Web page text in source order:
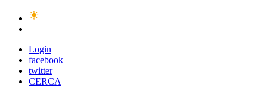
Login
facebook
twitter
CERCA